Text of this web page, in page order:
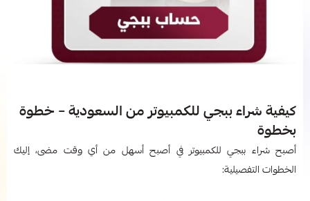
كيفية شراء ببجي للكمبيوتر​ من السعودية – خطوة
بخطوة
أصبح شراء ببجي للكمبيوترفي أصبح أسهل من أي وقت مضى، إليك
الخطوات التفصيلية: